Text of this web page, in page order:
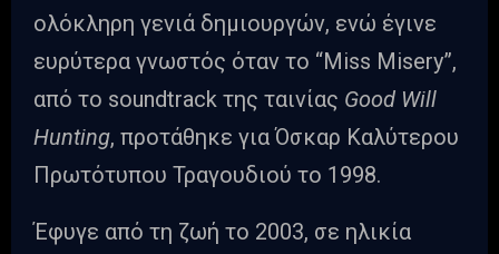
ολόκληρη γενιά δημιουργών, ενώ έγινε
ευρύτερα γνωστός όταν το “Miss Misery”,
από το soundtrack της ταινίας Good Will
Hunting, προτάθηκε για Όσκαρ Καλύτερου
Πρωτότυπου Τραγουδιού το 1998.
Έφυγε από τη ζωή το 2003, σε ηλικία